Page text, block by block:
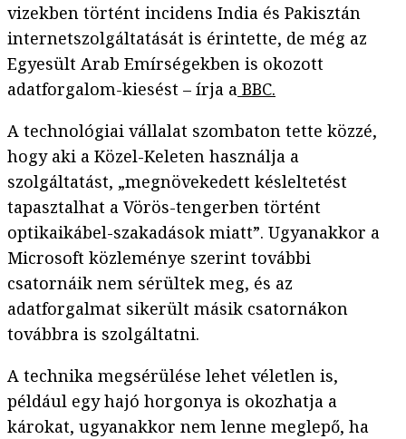
vizekben történt incidens India és Pakisztán
internetszolgáltatását is érintette, de még az
Egyesült Arab Emírségekben is okozott
adatforgalom-kiesést – írja a BBC.
A technológiai vállalat szombaton tette közzé,
hogy aki a Közel-Keleten használja a
szolgáltatást, „megnövekedett késleltetést
tapasztalhat a Vörös-tengerben történt
optikaikábel-szakadások miatt”. Ugyanakkor a
Microsoft közleménye szerint további
csatornáik nem sérültek meg, és az
adatforgalmat sikerült másik csatornákon
továbbra is szolgáltatni.
A technika megsérülése lehet véletlen is,
például egy hajó horgonya is okozhatja a
károkat, ugyanakkor nem lenne meglepő, ha